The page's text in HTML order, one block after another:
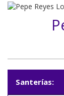
Santerías: